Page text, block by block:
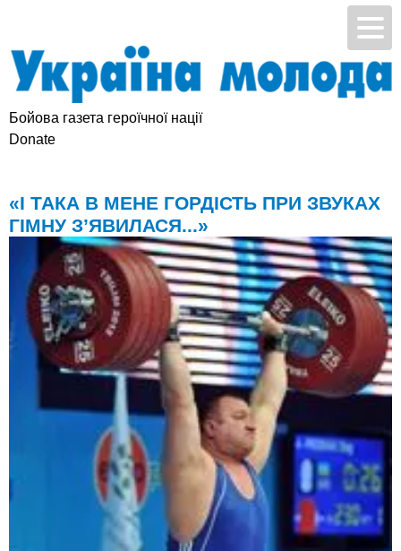
Бойова газета героїчної нації
Підтримай УМ
«І ТАКА В МЕНЕ ГОРДІСТЬ ПРИ ЗВУКАХ
ГІМНУ З’ЯВИЛАСЯ...»